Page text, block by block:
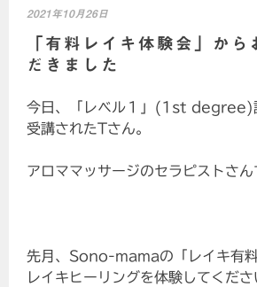
2021年10月26日
「有料レイキ体験会」から
だきました
今日、「レベル１」(1st degree)
受講されたTさん。
アロママッサージのセラピストさん
先月、Sono-mamaの「レイキ有
レイキヒーリングを体験してくださ